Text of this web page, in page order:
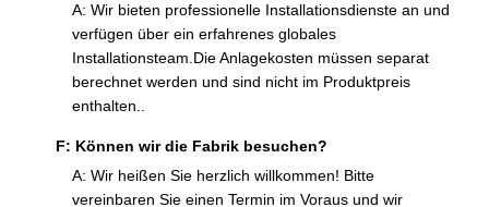
A: Wir bieten professionelle Installationsdienste an und
verfügen über ein erfahrenes globales
Installationsteam.Die Anlagekosten müssen separat
berechnet werden und sind nicht im Produktpreis
enthalten..
F: Können wir die Fabrik besuchen?
A: Wir heißen Sie herzlich willkommen! Bitte
vereinbaren Sie einen Termin im Voraus und wir